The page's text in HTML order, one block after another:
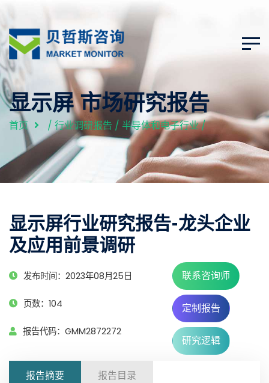
显示屏 市场研究报告
首页 / 行业调研报告 / 半导体和电子行业/
显示屏行业研究报告-龙头企业
及应用前景调研
发布时间：2023年08月25日
页数：104
报告代码：GMM2872272
联系咨询师
定制报告
研究逻辑
报告摘要 报告目录